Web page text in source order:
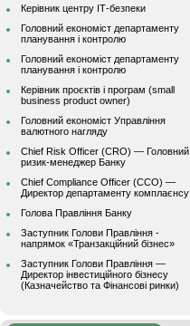
Керівник центру ІТ-безпеки
Головний економіст департаменту
планування і контролю
Головний економіст департаменту
планування і контролю
Керівник проєктів і програм (small
business product owner)
Головний економіст Управління
валютного нагляду
Chief Risk Officer (CRO) — Головний
ризик-менеджер Банку
Chief Compliance Officer (CCO) —
Директор департаменту комплаєнсу
Голова Правління Банку
Заступник Голови Правління -
напрямок «Транзакційний бізнес»
Заступник Голови Правління —
Директор інвестиційного бізнесу
(Казначейство та Фінансові ринки)